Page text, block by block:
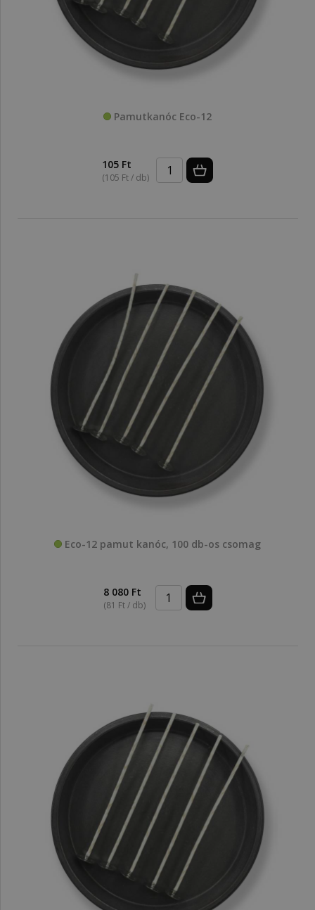
Pamutkanóc Eco-12
105 Ft
(105 Ft / db)
Eco-12 pamut kanóc, 100 db-os csomag
8 080 Ft
(81 Ft / db)